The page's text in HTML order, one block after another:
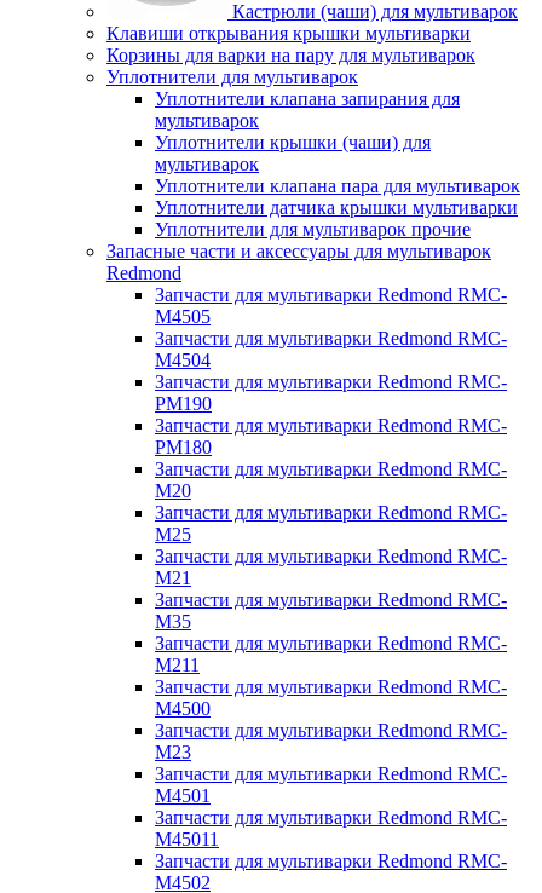
Кастрюли (чаши) для мультиварок
Клавиши открывания крышки мультиварки
Корзины для варки на пару для мультиварок
Уплотнители для мультиварок
Уплотнители клапана запирания для
мультиварок
Уплотнители крышки (чаши) для
мультиварок
Уплотнители клапана пара для мультиварок
Уплотнители датчика крышки мультиварки
Уплотнители для мультиварок прочие
Запасные части и аксессуары для мультиварок
Redmond
Запчасти для мультиварки Redmond RMC-
M4505
Запчасти для мультиварки Redmond RMC-
M4504
Запчасти для мультиварки Redmond RMC-
PM190
Запчасти для мультиварки Redmond RMC-
PM180
Запчасти для мультиварки Redmond RMC-
M20
Запчасти для мультиварки Redmond RMC-
M25
Запчасти для мультиварки Redmond RMC-
M21
Запчасти для мультиварки Redmond RMC-
M35
Запчасти для мультиварки Redmond RMC-
M211
Запчасти для мультиварки Redmond RMC-
M4500
Запчасти для мультиварки Redmond RMC-
M23
Запчасти для мультиварки Redmond RMC-
M4501
Запчасти для мультиварки Redmond RMC-
M45011
Запчасти для мультиварки Redmond RMC-
M4502